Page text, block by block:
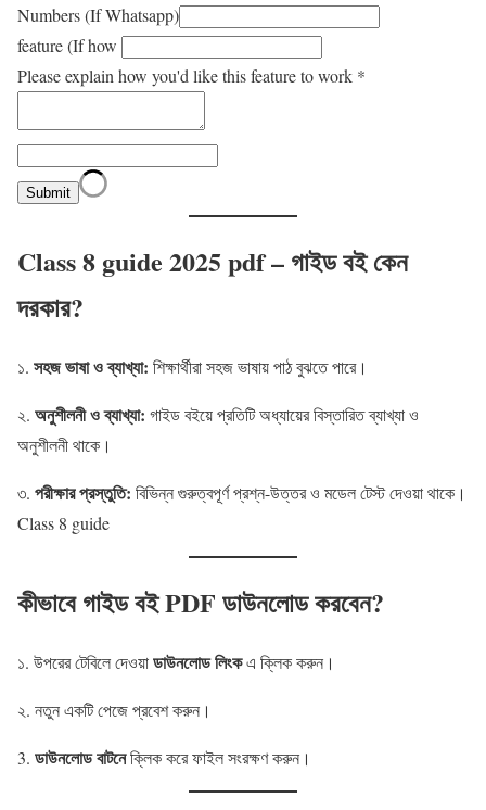
Numbers (If Whatsapp)
feature (If how
Please explain how you'd like this feature to work *
Submit
Class 8 guide 2025 pdf – গাইড বই কেন
দরকার?
১. সহজ ভাষা ও ব্যাখ্যা: শিক্ষার্থীরা সহজ ভাষায় পাঠ বুঝতে পারে।
২. অনুশীলনী ও ব্যাখ্যা: গাইড বইয়ে প্রতিটি অধ্যায়ের বিস্তারিত ব্যাখ্যা ও
অনুশীলনী থাকে।
৩. পরীক্ষার প্রস্তুতি: বিভিন্ন গুরুত্বপূর্ণ প্রশ্ন-উত্তর ও মডেল টেস্ট দেওয়া থাকে।
Class 8 guide
কীভাবে গাইড বই PDF ডাউনলোড করবেন?
১. উপরের টেবিলে দেওয়াডাউনলোড লিংকএ ক্লিক করুন।
২. নতুন একটি পেজে প্রবেশ করুন।
3. ডাউনলোড বাটনেক্লিক করে ফাইল সংরক্ষণ করুন।